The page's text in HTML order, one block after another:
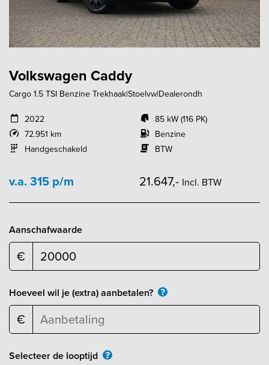
Volkswagen Caddy
Cargo 1.5 TSI Benzine Trekhaak|Stoelvw|Dealerondh
2022
72.951 km
Handgeschakeld
85 kW (116 PK)
Benzine
BTW
v.a. 315 p/m 21.647,- Incl. BTW
Aanschafwaarde
€
Hoeveel wil je (extra) aanbetalen?
€
Selecteer de looptijd